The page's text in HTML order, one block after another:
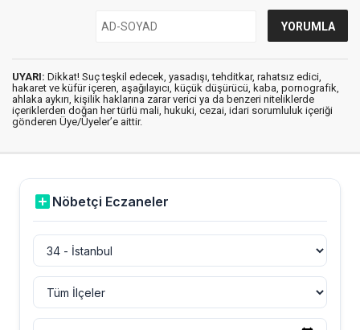
UYARI: Dikkat! Suç teşkil edecek, yasadışı, tehditkar, rahatsız edici,
hakaret ve küfür içeren, aşağılayıcı, küçük düşürücü, kaba, pornografik,
ahlaka aykırı, kişilik haklarına zarar verici ya da benzeri niteliklerde
içeriklerden doğan her türlü mali, hukuki, cezai, idari sorumluluk içeriği
gönderen Üye/Üyeler’e aittir.